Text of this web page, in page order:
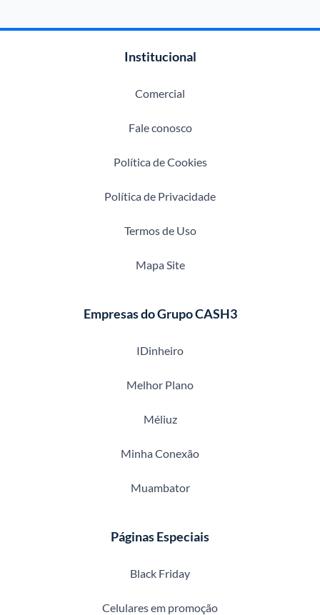
Institucional
Comercial
Fale conosco
Política de Cookies
Política de Privacidade
Termos de Uso
Mapa Site
Empresas do Grupo CASH3
IDinheiro
Melhor Plano
Méliuz
Minha Conexão
Muambator
Páginas Especiais
Black Friday
Celulares em promoção